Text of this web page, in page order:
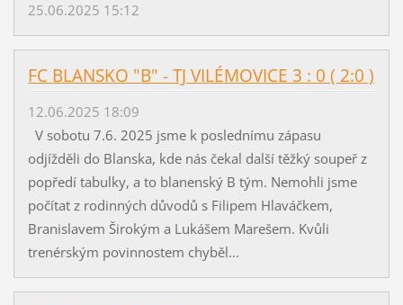
25.06.2025 15:12
FC BLANSKO "B" - TJ VILÉMOVICE 3 : 0 ( 2:0 )
12.06.2025 18:09
V sobotu 7.6. 2025 jsme k poslednímu zápasu
odjížděli do Blanska, kde nás čekal další těžký soupeř z
popředí tabulky, a to blanenský B tým. Nemohli jsme
počítat z rodinných důvodů s Filipem Hlaváčkem,
Branislavem Širokým a Lukášem Marešem. Kvůli
trenérským povinnostem chyběl...